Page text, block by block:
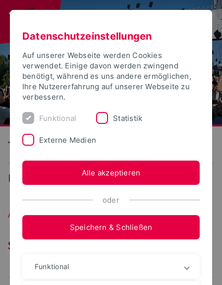
Technische Hochschule Ostwestfalen-Lippe
Senat
Archiv der Senatssitzungen
Sitzungstermine
Sommersemester 2025
Datenschutzeinstellungen
Auf unserer Webseite werden Cookies
verwendet. Einige davon werden zwingend
benötigt, während es uns andere ermöglichen,
Ihre Nutzererfahrung auf unserer Webseite zu
verbessern.
Funktional Statistik
Externe Medien
Alle akzeptieren
oder
Speichern & Schließen
Funktional